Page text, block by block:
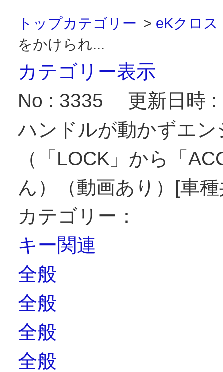
トップカテゴリー > eKクロス
をかけられ...
カテゴリー表示
No : 3335
更新日時
ハンドルが動かずエ
（「LOCK」から「
ん）（動画あり）[車
カテゴリー：
キー関連
全般
全般
全般
全般